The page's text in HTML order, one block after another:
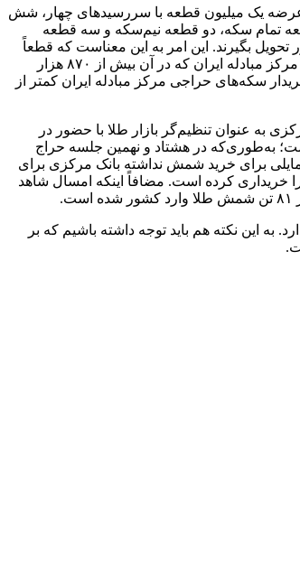
عرضه یک میلیون قطعه با سررسیدهای چهار، شش
تمام سکه، دو قطعه نیم‌سکه و سه قطعه
را ثبت نمایند و در سررسیدهای تعیین شده سکه خود را از بیش از یک هزار شعبه بانک ملی در بیش از ۳۰۰ شهر کشور تحویل بگیرند. این امر به این معناست که قطعاً
در این طرح سکه‌های پیش فروش شده به دست مصرف کنندگان نهایی خواهد رسید و هر کد ملی با سقف تعیین شده امکان خرید را دارد. تجربه حراج سکه در مرکز مبادله ایران که در آن بیش از ۸۷۰ هزار
شده نشان می‌دهد که عموم مردم و نه دلالان و واسطه‌ها خریدار این سکه‌ها بوده‌اند؛ به طوری که ۸۵ هزار نفر از ۹۰ هزار خریدار سکه‌های حراجی مرکز مبادله ایران کمتر از
به عنوان تنظیم‌گر بازار طلا با حضور در
به‌طوری‌که در هشتاد و نهمین جلسه حراج
تمایلی برای خرید شمش نداشته بانک مرکزی برای
مرکزی در این حراج‌های شمش طلا ۲.۲ تن شمش صادرکنندگان محترم را خریداری کرده است. مضافاً اینکه امسال شاهد
به این نکته هم باید توجه داشته باشیم که بر